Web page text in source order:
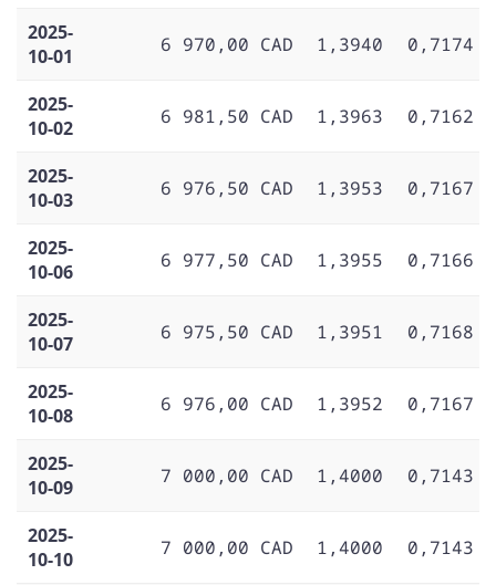
2025-
10-01
6 970,00 CAD 1,3940 0,7174
2025-
10-02
6 981,50 CAD 1,3963 0,7162
2025-
10-03
6 976,50 CAD 1,3953 0,7167
2025-
10-06
6 977,50 CAD 1,3955 0,7166
2025-
10-07
6 975,50 CAD 1,3951 0,7168
2025-
10-08
6 976,00 CAD 1,3952 0,7167
2025-
10-09
7 000,00 CAD 1,4000 0,7143
2025-
10-10
7 000,00 CAD 1,4000 0,7143